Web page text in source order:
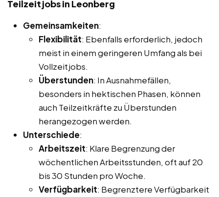
Teilzeitjobs in Leonberg
Gemeinsamkeiten:
Flexibilität: Ebenfalls erforderlich, jedoch
meist in einem geringeren Umfang als bei
Vollzeitjobs.
Überstunden: In Ausnahmefällen,
besonders in hektischen Phasen, können
auch Teilzeitkräfte zu Überstunden
herangezogen werden.
Unterschiede:
Arbeitszeit: Klare Begrenzung der
wöchentlichen Arbeitsstunden, oft auf 20
bis 30 Stunden pro Woche.
Verfügbarkeit: Begrenztere Verfügbarkeit